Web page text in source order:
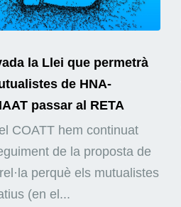
la Llei que permetrà
de HNA-
passar al RETA
COATT hem continuat
de la proposta de
perquè els mutualistes
(en el...